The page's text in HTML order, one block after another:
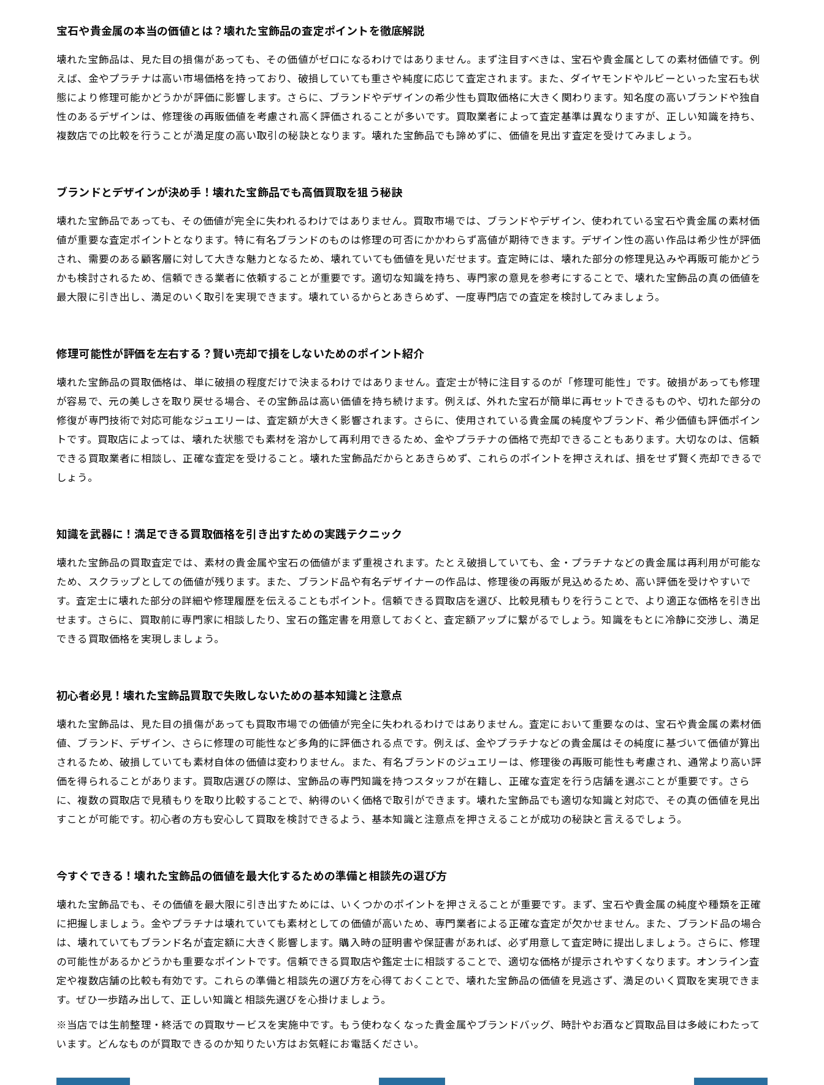
宝石や貴金属の本当の価値とは？壊れた宝飾品の査定ポイントを徹底解説
壊れた宝飾品は、見た目の損傷があっても、その価値がゼロになるわけではありません。まず注目すべきは、宝石や貴金属としての素材価値です。例
えば、金やプラチナは高い市場価格を持っており、破損していても重さや純度に応じて査定されます。また、ダイヤモンドやルビーといった宝石も状
態により修理可能かどうかが評価に影響します。さらに、ブランドやデザインの希少性も買取価格に大きく関わります。知名度の高いブランドや独自
性のあるデザインは、修理後の再販価値を考慮され高く評価されることが多いです。買取業者によって査定基準は異なりますが、正しい知識を持ち、
複数店での比較を行うことが満足度の高い取引の秘訣となります。壊れた宝飾品でも諦めずに、価値を見出す査定を受けてみましょう。
ブランドとデザインが決め手！壊れた宝飾品でも高価買取を狙う秘訣
壊れた宝飾品であっても、その価値が完全に失われるわけではありません。買取市場では、ブランドやデザイン、使われている宝石や貴金属の素材価
値が重要な査定ポイントとなります。特に有名ブランドのものは修理の可否にかかわらず高値が期待できます。デザイン性の高い作品は希少性が評価
され、需要のある顧客層に対して大きな魅力となるため、壊れていても価値を見いだせます。査定時には、壊れた部分の修理見込みや再販可能かどう
かも検討されるため、信頼できる業者に依頼することが重要です。適切な知識を持ち、専門家の意見を参考にすることで、壊れた宝飾品の真の価値を
最大限に引き出し、満足のいく取引を実現できます。壊れているからとあきらめず、一度専門店での査定を検討してみましょう。
修理可能性が評価を左右する？賢い売却で損をしないためのポイント紹介
壊れた宝飾品の買取価格は、単に破損の程度だけで決まるわけではありません。査定士が特に注目するのが「修理可能性」です。破損があっても修理
が容易で、元の美しさを取り戻せる場合、その宝飾品は高い価値を持ち続けます。例えば、外れた宝石が簡単に再セットできるものや、切れた部分の
修復が専門技術で対応可能なジュエリーは、査定額が大きく影響されます。さらに、使用されている貴金属の純度やブランド、希少価値も評価ポイン
トです。買取店によっては、壊れた状態でも素材を溶かして再利用できるため、金やプラチナの価格で売却できることもあります。大切なのは、信頼
できる買取業者に相談し、正確な査定を受けること。壊れた宝飾品だからとあきらめず、これらのポイントを押さえれば、損をせず賢く売却できるで
しょう。
知識を武器に！満足できる買取価格を引き出すための実践テクニック
壊れた宝飾品の買取査定では、素材の貴金属や宝石の価値がまず重視されます。たとえ破損していても、金・プラチナなどの貴金属は再利用が可能な
ため、スクラップとしての価値が残ります。また、ブランド品や有名デザイナーの作品は、修理後の再販が見込めるため、高い評価を受けやすいで
す。査定士に壊れた部分の詳細や修理履歴を伝えることもポイント。信頼できる買取店を選び、比較見積もりを行うことで、より適正な価格を引き出
せます。さらに、買取前に専門家に相談したり、宝石の鑑定書を用意しておくと、査定額アップに繋がるでしょう。知識をもとに冷静に交渉し、満足
できる買取価格を実現しましょう。
初心者必見！壊れた宝飾品買取で失敗しないための基本知識と注意点
壊れた宝飾品は、見た目の損傷があっても買取市場での価値が完全に失われるわけではありません。査定において重要なのは、宝石や貴金属の素材価
値、ブランド、デザイン、さらに修理の可能性など多角的に評価される点です。例えば、金やプラチナなどの貴金属はその純度に基づいて価値が算出
されるため、破損していても素材自体の価値は変わりません。また、有名ブランドのジュエリーは、修理後の再販可能性も考慮され、通常より高い評
価を得られることがあります。買取店選びの際は、宝飾品の専門知識を持つスタッフが在籍し、正確な査定を行う店舗を選ぶことが重要です。さら
に、複数の買取店で見積もりを取り比較することで、納得のいく価格で取引ができます。壊れた宝飾品でも適切な知識と対応で、その真の価値を見出
すことが可能です。初心者の方も安心して買取を検討できるよう、基本知識と注意点を押さえることが成功の秘訣と言えるでしょう。
今すぐできる！壊れた宝飾品の価値を最大化するための準備と相談先の選び方
壊れた宝飾品でも、その価値を最大限に引き出すためには、いくつかのポイントを押さえることが重要です。まず、宝石や貴金属の純度や種類を正確
に把握しましょう。金やプラチナは壊れていても素材としての価値が高いため、専門業者による正確な査定が欠かせません。また、ブランド品の場合
は、壊れていてもブランド名が査定額に大きく影響します。購入時の証明書や保証書があれば、必ず用意して査定時に提出しましょう。さらに、修理
の可能性があるかどうかも重要なポイントです。信頼できる買取店や鑑定士に相談することで、適切な価格が提示されやすくなります。オンライン査
定や複数店舗の比較も有効です。これらの準備と相談先の選び方を心得ておくことで、壊れた宝飾品の価値を見逃さず、満足のいく買取を実現できま
す。ぜひ一歩踏み出して、正しい知識と相談先選びを心掛けましょう。
※当店では生前整理・終活での買取サービスを実施中です。もう使わなくなった貴金属やブランドバッグ、時計やお酒など買取品目は多岐にわたって
います。どんなものが買取できるのか知りたい方はお気軽にお電話ください。